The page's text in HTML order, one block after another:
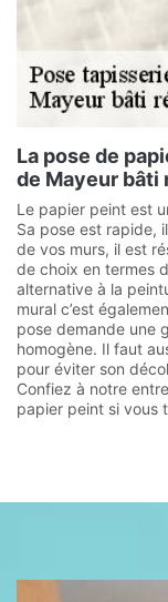
La pose de
de Mayeur bâti
Le papier peint est
Sa pose est rapide,
de vos murs, il est
de choix en termes
alternative à la
mural c’est
pose demande une
homogène. Il faut
pour éviter son
Confiez à notre
papier peint si vous